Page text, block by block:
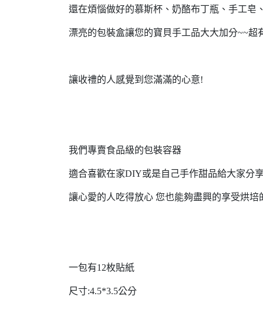
還在煩惱做好的慕斯杯、奶酪布丁瓶、手工皂
漂亮的包裝盒讓您的寶貝手工品大大加分~~超
讓收禮的人感覺到您滿滿的心意!
我們專賣食品級的包裝容器
適合喜歡在家DIY或是自己手作甜品給大家分
讓心愛的人吃得放心 您也能夠盡興的享受烘培
一包有12枚貼紙
尺寸:4.5*3.5公分